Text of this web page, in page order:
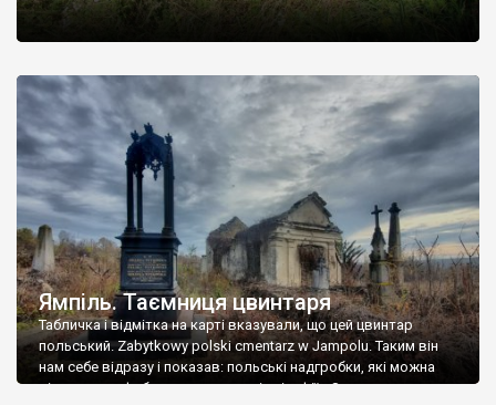
Ямпіль. Таємниця цвинтаря
Табличка і відмітка на карті вказували, що цей цвинтар
польський. Zabytkowy polski cmentarz w Jampolu. Таким він
нам себе відразу і показав: польські надгробки, які можна
віднести до фабричних, польські епітафії… Загалом цвинтар